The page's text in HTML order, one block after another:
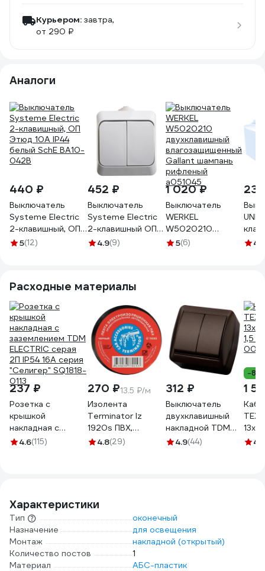
Курьером: завтра,
от 290 ₽
Аналоги
440 ₽
Выключатель
Systeme Electric
2-клавишный, ОП
Этюд 10А IP44
5(12)
452 ₽
Выключатель
Systeme Electric
2-клавишный ОП
Этюд 10А IP44
4.9(9)
1 020 ₽
Выключатель
WERKEL
W5020210
двухклавишный
5(6) 4.6
Расходные материалы
237 ₽
Розетка с
крышкой
накладная с
заземлением TDM
4.6(115)
270 ₽13.5 ₽/м
Изолента
Terminator Iz
1920s ПВХ,
черная,
4.8(29)
312 ₽
Выключатель
двухклавишный
накладной TDM
ELECTRIC IP44 10А
4.9(44)
-8%
1
1,54.8
Характеристики
Тип
оконечный
Назначение
для освещения
Монтаж
накладной (открытый)
Количество постов
1
Материал
АБС-пластик